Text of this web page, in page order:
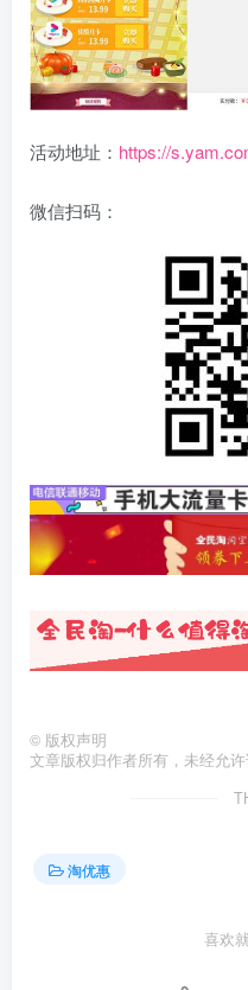
活动地址： https://
微信扫码：
© 版权声明
文章版权归作者所有，未经允许
淘优惠
喜欢